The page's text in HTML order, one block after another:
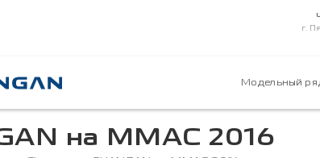
г.
Модельный
на ММАС 2016